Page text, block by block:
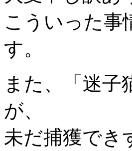
こういった事
す。
また、「迷子
が、
未だ捕獲でき